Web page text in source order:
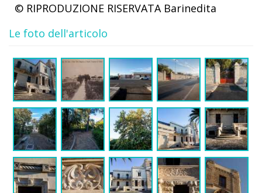
© RIPRODUZIONE RISERVATA Barinedita
Le foto dell'articolo